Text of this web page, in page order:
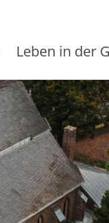
Leben in der